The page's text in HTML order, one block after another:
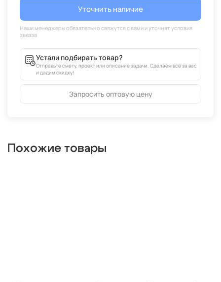
Уточнить наличие
Устали подбирать товар?
Отправьте смету, проект или описание задачи. Сделаем всё за вас
и дадим скидку!
Запросить оптовую цену
Похожие товары